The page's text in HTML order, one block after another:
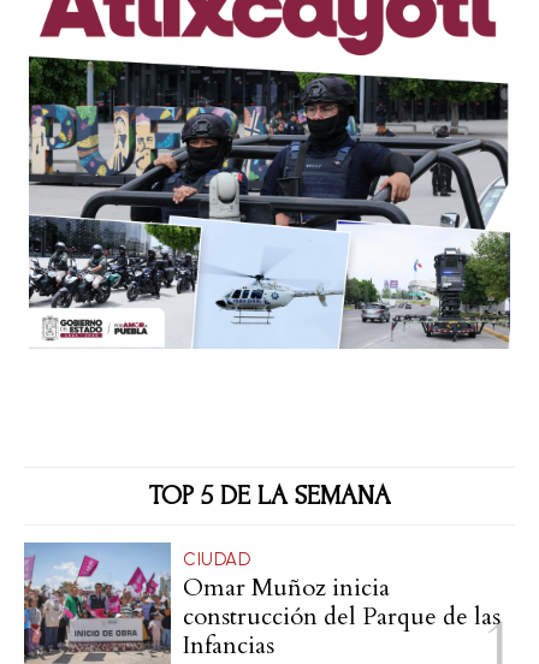
TOP 5 DE LA SEMANA
CIUDAD
Omar Muñoz inicia
construcción del Parque de las
Infancias